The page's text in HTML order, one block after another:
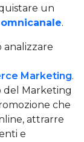
un
omnicanale.
analizzare
Marketing.
del Marketing
che
attrarre
e